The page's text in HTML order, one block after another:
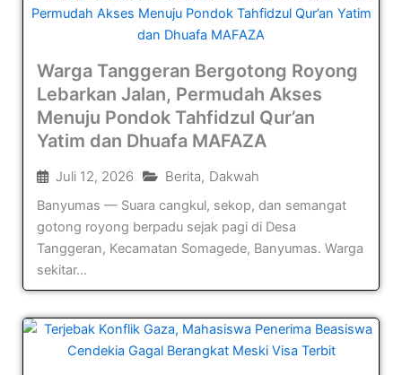
Warga Tanggeran Bergotong Royong
Lebarkan Jalan, Permudah Akses
Menuju Pondok Tahfidzul Qur’an
Yatim dan Dhuafa MAFAZA
Juli 12, 2026 Berita, Dakwah
Banyumas — Suara cangkul, sekop, dan semangat
gotong royong berpadu sejak pagi di Desa
Tanggeran, Kecamatan Somagede, Banyumas. Warga
sekitar...